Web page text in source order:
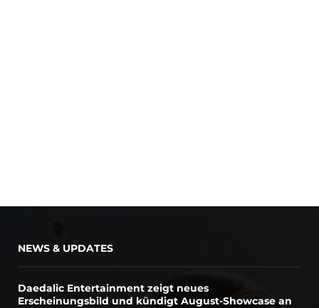
NEWS & UPDATES
Daedalic Entertainment zeigt neues
Erscheinungsbild und kündigt August-Showcase an